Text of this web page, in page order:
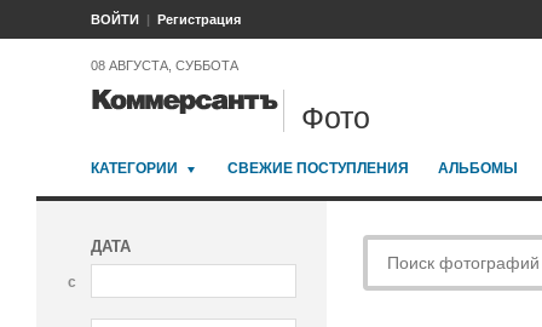
ВОЙТИ Регистрация
08 АВГУСТА, СУББОТА
Фото
КАТЕГОРИИ СВЕЖИЕ ПОСТУПЛЕНИЯ АЛЬБОМЫ
ДАТА
с